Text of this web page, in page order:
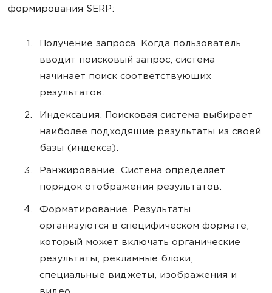
формирования SERP:
Получение запроса. Когда пользователь
вводит поисковый запрос, система
начинает поиск соответствующих
результатов.
Индексация. Поисковая система выбирает
наиболее подходящие результаты из своей
базы (индекса).
Ранжирование. Система определяет
порядок отображения результатов.
Форматирование. Результаты
организуются в специфическом формате,
который может включать органические
результаты, рекламные блоки,
специальные виджеты, изображения и